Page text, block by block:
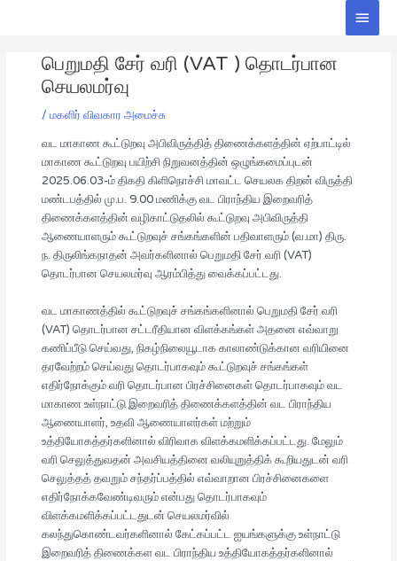
Main
பெறுமதி சேர் வரி (VAT ) தொடர்பான
செயலமர்வு
/ மகளிர் விவகார அமைச்சு
வட மாகாண கூட்டுறவு அபிவிருத்தித் திணைக்களத்தின் ஏற்பாட்டில்
மாகாண கூட்டுறவு பயிற்சி நிறுவனத்தின் ஒழுங்கமைப்புடன்
2025.06.03-ம் திகதி கிளிநொச்சி மாவட்ட செயலக திறன் விருத்தி
மண்டபத்தில் மு.ப. 9.00 மணிக்கு வட பிராந்திய இறைவரித்
திணைக்களத்தின் வழிகாட்டுதலில் கூட்டுறவு அபிவிருத்தி
ஆணையாளரும் கூட்டுறவுச் சங்கங்களின் பதிவாளரும் (வ.மா) திரு.
ந. திருலிங்கநாதன் அவர்களினால் பெறுமதி சேர் வரி (VAT)
தொடர்பான செயலமர்வு ஆரம்பித்து வைக்கப்பட்டது.
வட மாகாணத்தில் கூட்டுறவுச் சங்கங்களினால் பெறுமதி சேர் வரி
(VAT) தொடர்பான சட்டரீதியான விளக்கங்கள் அதனை எவ்வாறு
கணிப்பீடு செய்வது, நிகழ்நிலையூடாக காலாண்டுக்கான வரியினை
தரவேற்றம் செய்வது தொடர்பாகவும் கூட்டுறவுச் சங்கங்கள்
எதிர்நோக்கும் வரி தொடர்பான பிரச்சினைகள் தொடர்பாகவும் வட
மாகாண உள்நாட்டு இறைவரித் திணைக்களத்தின் வட பிராந்திய
ஆணையாளர், உதவி ஆணையாளர்கள் மற்றும்
உத்தியோகத்தர்களினால் விரிவாக விளக்கமளிக்கப்பட்டது. மேலும்
வரி செலுத்துவதன் அவசியத்தினை வலியுறுத்திக் கூறியதுடன் வரி
செலுத்தத் தவறும் சந்தர்ப்பத்தில் எவ்வாறான பிரச்சினைகளை
எதிர்நோக்கவேண்டிவரும் என்பது தொடர்பாகவும்
விளக்கமளிக்கப்பட்டதுடன் செயலமர்வில்
கலந்துகொண்டவர்களினால் கேட்கப்பட்ட ஐயங்களுக்கு உள்நாட்டு
இறைவரித் திணைக்கள வட பிராந்திய உத்தியோகத்தர்களினால்
navigation